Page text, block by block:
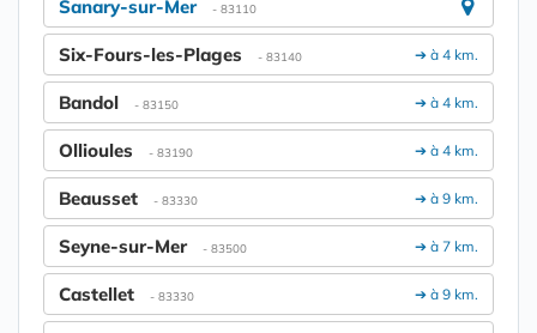
Sanary-sur-Mer - 83110
➔ à 4 km.
Six-Fours-les-Plages - 83140
➔ à 4 km.
Bandol - 83150
➔ à 4 km.
Ollioules - 83190
➔ à 9 km.
Beausset - 83330
➔ à 7 km.
Seyne-sur-Mer - 83500
➔ à 9 km.
Castellet - 83330